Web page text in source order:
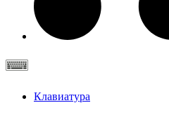
Клавиатура